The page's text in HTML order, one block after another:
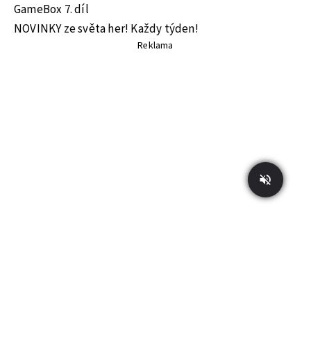
GameBox 7. díl
NOVINKY ze světa her! Každy týden!
Reklama